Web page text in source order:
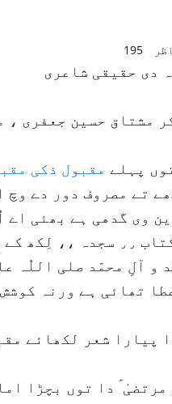
195
دی حقیقی شاعری
مشتاق حسین جعفری ،
پہلے مقبول ذکی
وی گدھی ہے بھئی
اے کتاب ٫٫ سجدہ
و آلِ محمّد صلی اللّٰہ
تھائی ہے ورنہ
پیارا شعر لکھائے
مرتضیٰ ؑ دا توں بچڑا